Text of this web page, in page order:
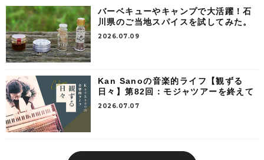
バーベキューやキャンプで大活躍！石
川県のご当地スパイスを試してみた。
2026.07.09
Kan Sanoの音楽的ライフ【観ずる
日々】第82回：モジャツアーを終えて
2026.07.07